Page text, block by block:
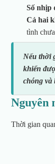
Số nhịp
Cả hai
tình
Nếu thời
khiển
chóng và
Nguyên
Thời gian